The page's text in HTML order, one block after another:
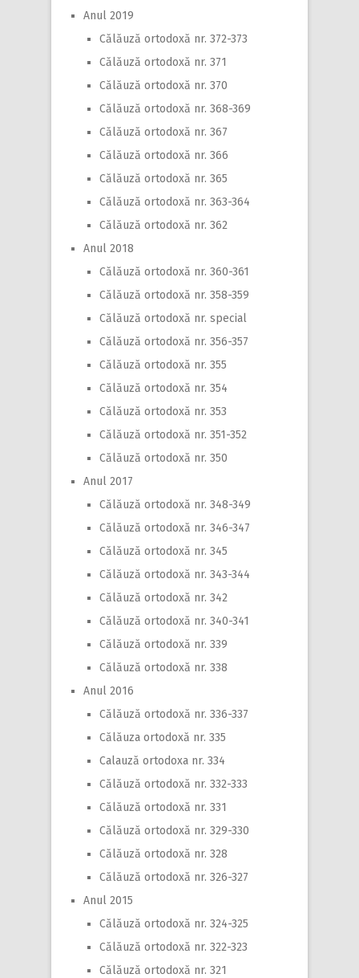
Anul 2019
Călăuză ortodoxă nr. 372-373
Călăuză ortodoxă nr. 371
Călăuză ortodoxă nr. 370
Călăuză ortodoxă nr. 368-369
Călăuză ortodoxă nr. 367
Călăuză ortodoxă nr. 366
Călăuză ortodoxă nr. 365
Călăuză ortodoxă nr. 363-364
Călăuză ortodoxă nr. 362
Anul 2018
Călăuză ortodoxă nr. 360-361
Călăuză ortodoxă nr. 358-359
Călăuză ortodoxă nr. special
Călăuză ortodoxă nr. 356-357
Călăuză ortodoxă nr. 355
Călăuză ortodoxă nr. 354
Călăuză ortodoxă nr. 353
Călăuză ortodoxă nr. 351-352
Călăuză ortodoxă nr. 350
Anul 2017
Călăuză ortodoxă nr. 348-349
Călăuză ortodoxă nr. 346-347
Călăuză ortodoxă nr. 345
Călăuză ortodoxă nr. 343-344
Călăuză ortodoxă nr. 342
Călăuză ortodoxă nr. 340-341
Călăuză ortodoxă nr. 339
Călăuză ortodoxă nr. 338
Anul 2016
Călăuză ortodoxă nr. 336-337
Călăuza ortodoxă nr. 335
Calauză ortodoxa nr. 334
Călăuză ortodoxă nr. 332-333
Călăuză ortodoxă nr. 331
Călăuză ortodoxă nr. 329-330
Călăuză ortodoxă nr. 328
Călăuză ortodoxă nr. 326-327
Anul 2015
Călăuză ortodoxă nr. 324-325
Călăuză ortodoxă nr. 322-323
Călăuză ortodoxă nr. 321